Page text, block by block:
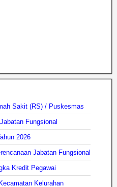
Sakit (RS) / Puskesmas
Fungsional
2026
Jabatan Fungsional
Kredit Pegawai
Kelurahan